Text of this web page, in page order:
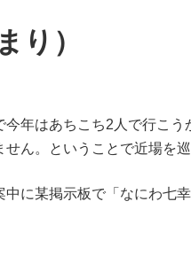
り）
年はあちこち2人で行こ
ん。ということで近場を巡
に某掲示板で「なにわ七